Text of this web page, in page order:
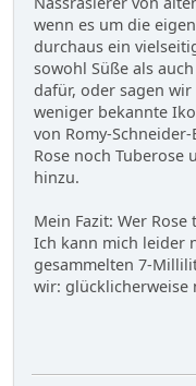
wenn es um die
durchaus ein
sowohl Süße als
dafür, oder sagen
weniger bekannte
von Romy-
Rose noch Tuberose
hinzu.
Mein Fazit: Wer
Ich kann mich leider
gesammelten 7-
wir: glücklicherweise